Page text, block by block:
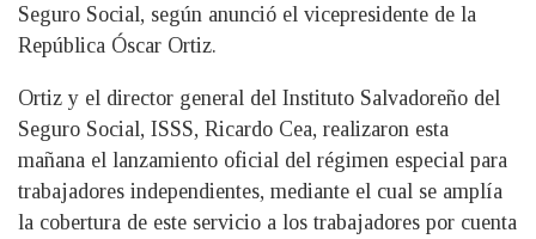
Seguro Social, según anunció el vicepresidente de la
República Óscar Ortiz.
Ortiz y el director general del Instituto Salvadoreño del
Seguro Social, ISSS, Ricardo Cea, realizaron esta
mañana el lanzamiento oficial del régimen especial para
trabajadores independientes, mediante el cual se amplía
la cobertura de este servicio a los trabajadores por cuenta